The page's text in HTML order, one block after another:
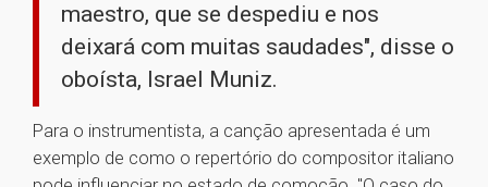
maestro, que se despediu e nos
deixará com muitas saudades", disse o
oboísta, Israel Muniz.
Para o instrumentista, a canção apresentada é um
exemplo de como o repertório do compositor italiano